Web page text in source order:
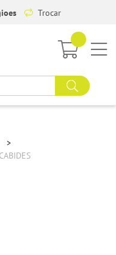
Trocar
CABIDES